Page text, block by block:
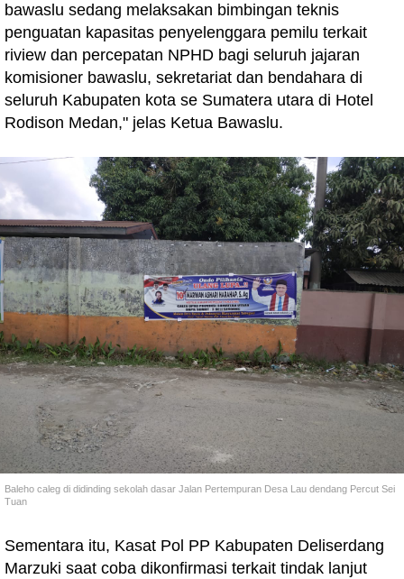
bawaslu sedang melaksakan bimbingan teknis
penguatan kapasitas penyelenggara pemilu terkait
riview dan percepatan NPHD bagi seluruh jajaran
komisioner bawaslu, sekretariat dan bendahara di
seluruh Kabupaten kota se Sumatera utara di Hotel
Rodison Medan," jelas Ketua Bawaslu.
Baleho caleg di didinding sekolah dasar Jalan Pertempuran Desa Lau dendang Percut Sei
Tuan
Sementara itu, Kasat Pol PP Kabupaten Deliserdang
Marzuki saat coba dikonfirmasi terkait tindak lanjut